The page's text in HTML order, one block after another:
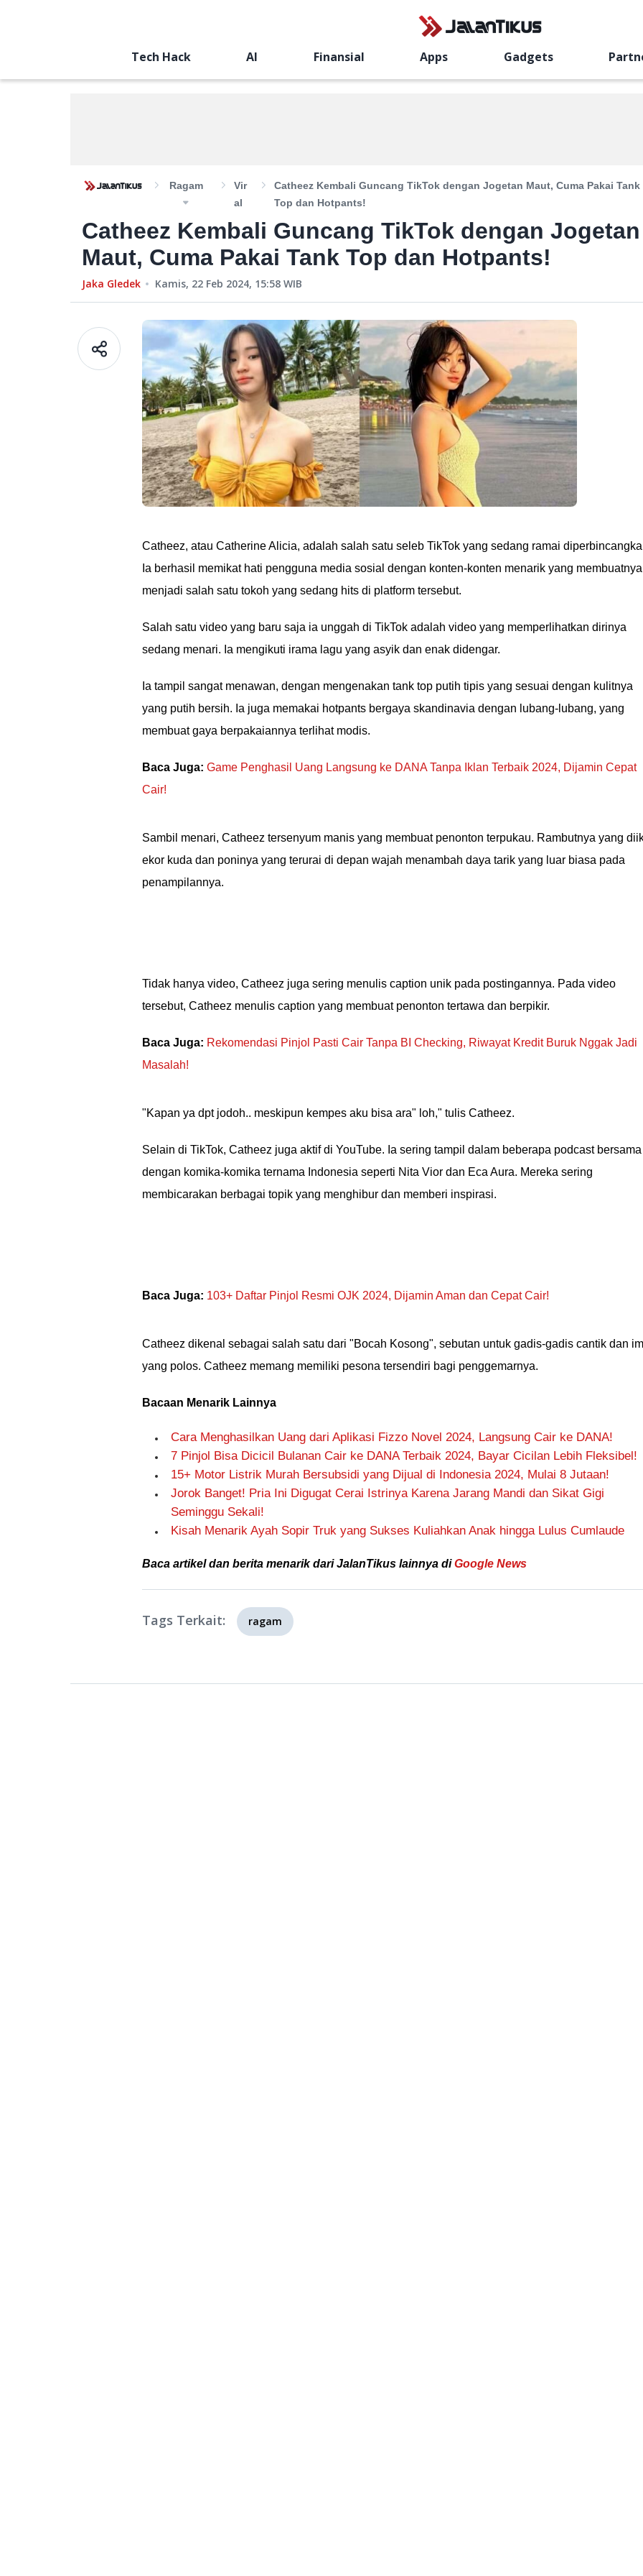
Tech Hack AI Finansial Apps Gadgets
Ragam
Vir
Al
Catheez Kembali Guncang TikTok dengan Jogetan Maut, Cuma Pakai Tank
Top dan Hotpants!
Catheez Kembali Guncang TikTok dengan Jogetan
Maut, Cuma Pakai Tank Top dan Hotpants!
Jaka Gledek Kamis, 22 Feb 2024, 15:58 WIB
Catheez, atau Catherine Alicia, adalah salah satu seleb TikTok yang sedang ramai
Ia berhasil memikat hati pengguna media sosial dengan konten-konten menarik yang membuatnya
menjadi salah satu tokoh yang sedang hits di platform tersebut.
Salah satu video yang baru saja ia unggah di TikTok adalah video yang memperlihatkan dirinya
sedang menari. Ia mengikuti irama lagu yang asyik dan enak didengar.
Ia tampil sangat menawan, dengan mengenakan tank top putih tipis yang sesuai dengan kulitnya
yang putih bersih. Ia juga memakai hotpants bergaya skandinavia dengan lubang-lubang, yang
membuat gaya berpakaiannya terlihat modis.
Baca Juga: Game Penghasil Uang Langsung ke DANA Tanpa Iklan Terbaik 2024, Dijamin Cepat
Cair!
Sambil menari, Catheez tersenyum manis yang membuat penonton terpukau. Rambutnya yang
ekor kuda dan poninya yang terurai di depan wajah menambah daya tarik yang luar biasa pada
penampilannya.
Tidak hanya video, Catheez juga sering menulis caption unik pada postingannya. Pada video
tersebut, Catheez menulis caption yang membuat penonton tertawa dan berpikir.
Baca Juga: Rekomendasi Pinjol Pasti Cair Tanpa BI Checking, Riwayat Kredit Buruk Nggak Jadi
Masalah!
"Kapan ya dpt jodoh.. meskipun kempes aku bisa ara" loh," tulis Catheez.
Selain di TikTok, Catheez juga aktif di YouTube. Ia sering tampil dalam beberapa podcast bersama
dengan komika-komika ternama Indonesia seperti Nita Vior dan Eca Aura. Mereka sering
membicarakan berbagai topik yang menghibur dan memberi inspirasi.
Baca Juga: 103+ Daftar Pinjol Resmi OJK 2024, Dijamin Aman dan Cepat Cair!
Catheez dikenal sebagai salah satu dari "Bocah Kosong", sebutan untuk gadis-gadis cantik dan
yang polos. Catheez memang memiliki pesona tersendiri bagi penggemarnya.
Bacaan Menarik Lainnya
Cara Menghasilkan Uang dari Aplikasi Fizzo Novel 2024, Langsung Cair ke DANA!
7 Pinjol Bisa Dicicil Bulanan Cair ke DANA Terbaik 2024, Bayar Cicilan Lebih Fleksibel!
15+ Motor Listrik Murah Bersubsidi yang Dijual di Indonesia 2024, Mulai 8 Jutaan!
Jorok Banget! Pria Ini Digugat Cerai Istrinya Karena Jarang Mandi dan Sikat Gigi
Seminggu Sekali!
Kisah Menarik Ayah Sopir Truk yang Sukses Kuliahkan Anak hingga Lulus Cumlaude
Baca artikel dan berita menarik dari JalanTikus lainnya diGoogle News
Tags Terkait: ragam